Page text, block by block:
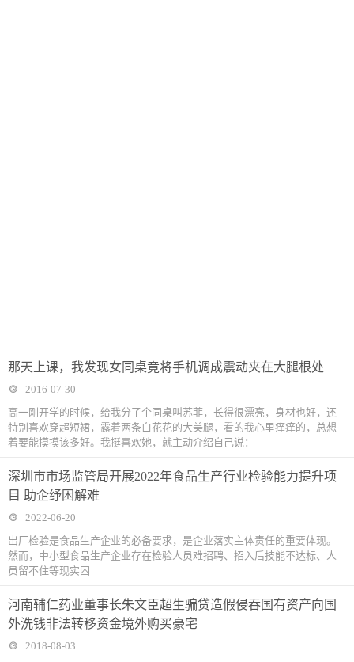
那天上课，我发现女同桌竟将手机调成震动夹在大腿根处
2016-07-30
高一刚开学的时候，给我分了个同桌叫苏菲，长得很漂亮，身材也好，还
特别喜欢穿超短裙，露着两条白花花的大美腿，看的我心里痒痒的，总想
着要能摸摸该多好。我挺喜欢她，就主动介绍自己说：
深圳市市场监管局开展2022年食品生产行业检验能力提升项
目 助企纾困解难
2022-06-20
出厂检验是食品生产企业的必备要求，是企业落实主体责任的重要体现。
然而，中小型食品生产企业存在检验人员难招聘、招入后技能不达标、人
员留不住等现实困
河南辅仁药业董事长朱文臣超生骗贷造假侵吞国有资产向国
外洗钱非法转移资金境外购买豪宅
2018-08-03